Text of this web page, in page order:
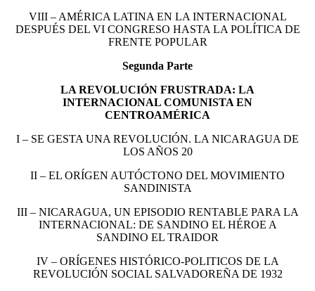
VIII – AMÉRICA LATINA EN LA INTERNACIONAL
DESPUÉS DEL VI CONGRESO HASTA LA POLÍTICA DE
FRENTE POPULAR
Segunda Parte
LA REVOLUCIÓN FRUSTRADA: LA
INTERNACIONAL COMUNISTA EN
CENTROAMÉRICA
I – SE GESTA UNA REVOLUCIÓN. LA NICARAGUA DE
LOS AÑOS 20
II – EL ORÍGEN AUTÓCTONO DEL MOVIMIENTO
SANDINISTA
III – NICARAGUA, UN EPISODIO RENTABLE PARA LA
INTERNACIONAL: DE SANDINO EL HÉROE A
SANDINO EL TRAIDOR
IV – ORÍGENES HISTÓRICO-POLITICOS DE LA
REVOLUCIÓN SOCIAL SALVADOREÑA DE 1932